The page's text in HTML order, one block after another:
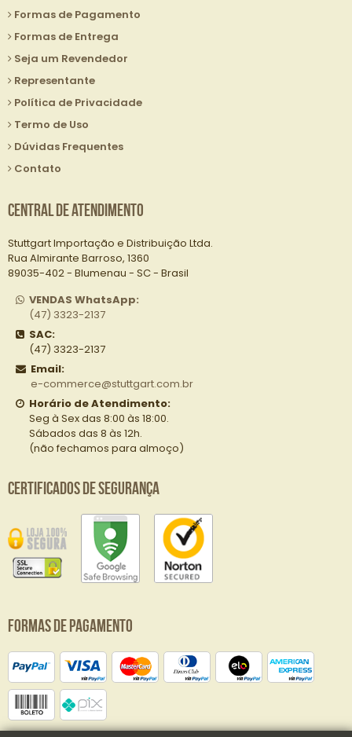
Formas de Pagamento
Formas de Entrega
Seja um Revendedor
Representante
Política de Privacidade
Termo de Uso
Dúvidas Frequentes
Contato
Central de Atendimento
Stuttgart Importação e Distribuição Ltda.
Rua Almirante Barroso, 1360
89035-402 - Blumenau - SC - Brasil
VENDAS WhatsApp:
(47) 3323-2137
SAC:
(47) 3323-2137
Email:
e-commerce@stuttgart.com.br
Horário de Atendimento:
Seg à Sex das 8:00 às 18:00.
Sábados das 8 às 12h.
(não fechamos para almoço)
Certificados de Segurança
Formas de Pagamento